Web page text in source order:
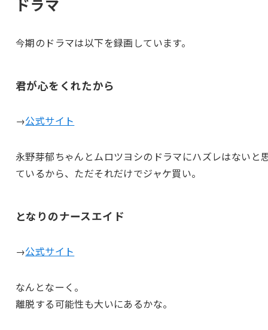
ドラマ
今期のドラマは以下を録画しています。
君が心をくれたから
→公式サイト
永野芽郁ちゃんとムロツヨシのドラマにハズレはないと
ているから、ただそれだけでジャケ買い。
となりのナースエイド
→公式サイト
なんとなーく。
離脱する可能性も大いにあるかな。